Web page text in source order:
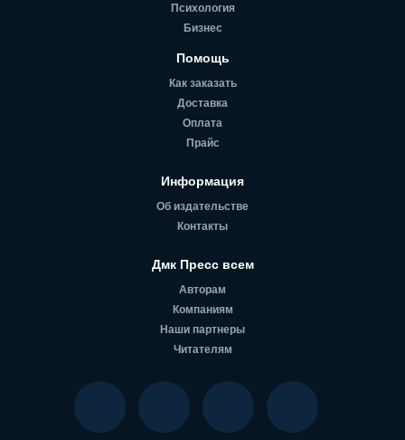
Психология
Бизнес
Помощь
Как заказать
Доставка
Оплата
Прайс
Информация
Об издательстве
Контакты
Дмк Пресс всем
Авторам
Компаниям
Наши партнеры
Читателям